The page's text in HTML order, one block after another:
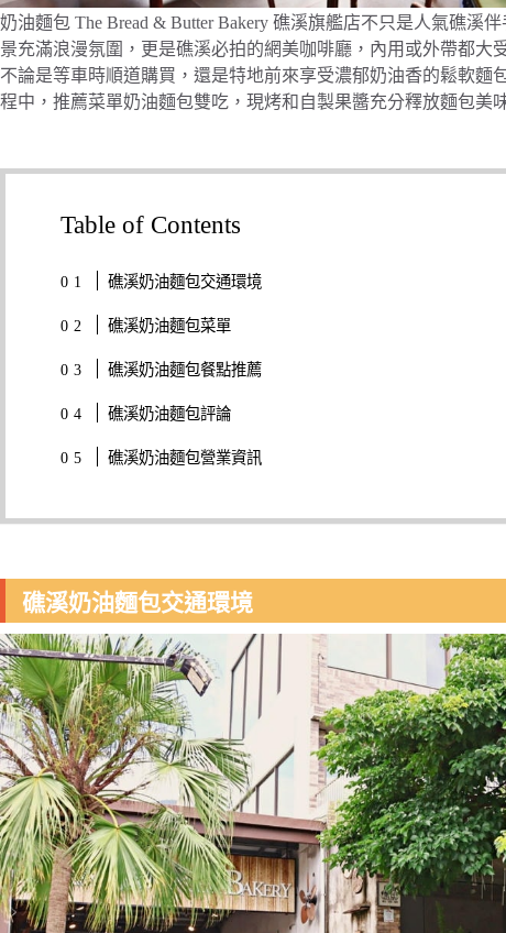
奶油麵包 The Bread & Butter Bakery 礁溪旗艦店不只是人氣礁溪
景充滿浪漫氛圍，更是礁溪必拍的網美咖啡廳，內用或外帶都大
不論是等車時順道購買，還是特地前來享受濃郁奶油香的鬆軟
程中，推薦菜單奶油麵包雙吃，現烤和自製果醬充分釋放麵包美
Table of Contents
礁溪奶油麵包交通環境
礁溪奶油麵包菜單
礁溪奶油麵包餐點推薦
礁溪奶油麵包評論
礁溪奶油麵包營業資訊
礁溪奶油麵包交通環境